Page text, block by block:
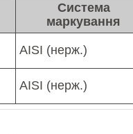
Система
маркування
AISI (нерж.)
AISI (нерж.)